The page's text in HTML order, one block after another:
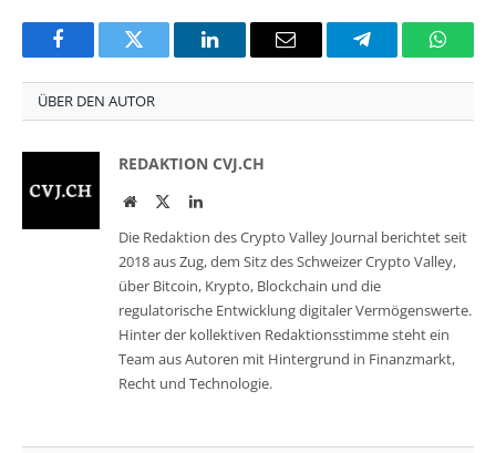
FacebookTwitter LinkedInEmail Telegram
ÜBER DEN AUTOR
REDAKTION CVJ.CH
WebsiteTwitterLinkedIn
Die Redaktion des Crypto Valley Journal berichtet seit
2018 aus Zug, dem Sitz des Schweizer Crypto Valley,
über Bitcoin, Krypto, Blockchain und die
regulatorische Entwicklung digitaler Vermögenswerte.
Hinter der kollektiven Redaktionsstimme steht ein
Team aus Autoren mit Hintergrund in Finanzmarkt,
Recht und Technologie.